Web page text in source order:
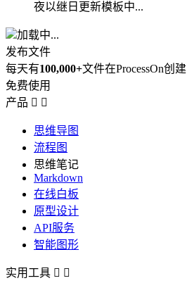
夜以继日更新模板中...
加载中...
发布文件
每天有100,000+文件在ProcessOn创建
免费使用
产品  
思维导图
流程图
思维笔记
Markdown
在线白板
原型设计
API服务
智能图形
实用工具  